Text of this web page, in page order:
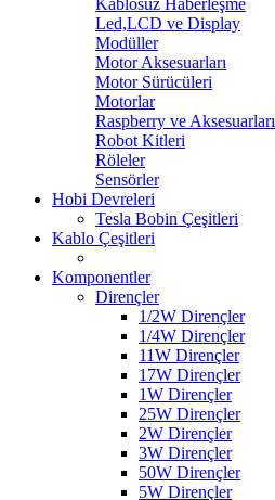
Kablosuz Haberleşme
Led,LCD ve Display
Modüller
Motor Aksesuarları
Motor Sürücüleri
Motorlar
Raspberry ve Aksesuarları
Robot Kitleri
Röleler
Sensörler
Hobi Devreleri
Tesla Bobin Çeşitleri
Kablo Çeşitleri
Komponentler
Dirençler
1/2W Dirençler
1/4W Dirençler
11W Dirençler
17W Dirençler
1W Dirençler
25W Dirençler
2W Dirençler
3W Dirençler
50W Dirençler
5W Dirençler